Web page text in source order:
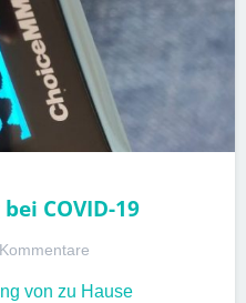
COVID-19
von zu Hause